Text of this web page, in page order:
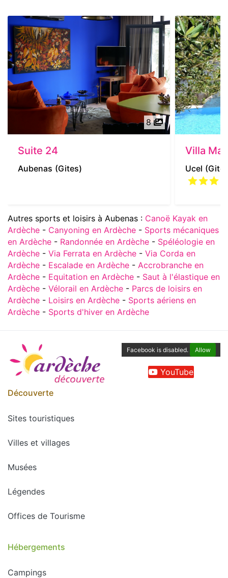
8
Suite 24
Aubenas (Gites)
Villa
Ucel
Autres sports et loisirs à Aubenas : Canoë Kayak en
Ardèche - Canyoning en Ardèche - Sports mécaniques
en Ardèche - Randonnée en Ardèche - Spéléologie en
Ardèche - Via Ferrata en Ardèche - Via Corda en
Ardèche - Escalade en Ardèche - Accrobranche en
Ardèche - Equitation en Ardèche - Saut à l'élastique en
Ardèche - Vélorail en Ardèche - Parcs de loisirs en
Ardèche - Loisirs en Ardèche - Sports aériens en
Ardèche - Sports d'hiver en Ardèche
Facebook is disabled. Allow
YouTube
Découverte
Sites touristiques
Villes et villages
Musées
Légendes
Offices de Tourisme
Hébergements
Campings